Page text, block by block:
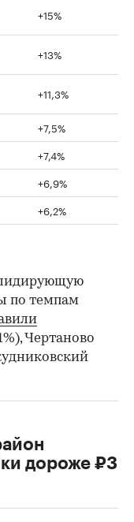
+15%
+13%
+11,3%
+7,5%
+7,4%
+6,9%
+6,2%
лидирующую
по темпам
Чертаново
дороже ₽3